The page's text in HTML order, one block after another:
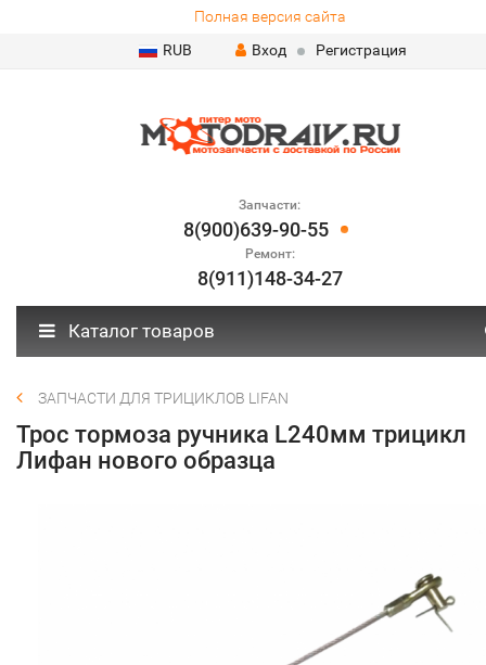
Полная версия сайта
RUB
Вход Регистрация
Запчасти:
8(900)639-90-55
Ремонт:
8(911)148-34-27
Каталог товаров
ЗАПЧАСТИ ДЛЯ ТРИЦИКЛОВ LIFAN
Трос тормоза ручника L240мм трицикл
Лифан нового образца